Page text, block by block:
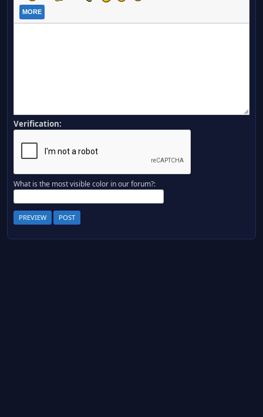
MORE
Verification:
What is the most visible color in our forum?: